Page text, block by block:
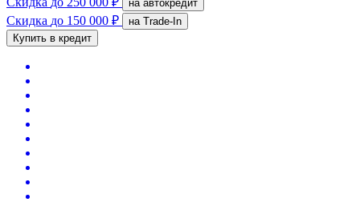
на автокредит
Скидка до 150 000 ₽
на Trade-In
Купить в кредит